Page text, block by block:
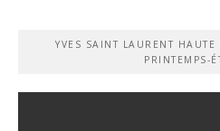
YVES SAINT LAURENT
PRINTEMPS-